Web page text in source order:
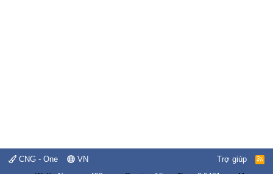
CNG - One VN Trợ giúp
R